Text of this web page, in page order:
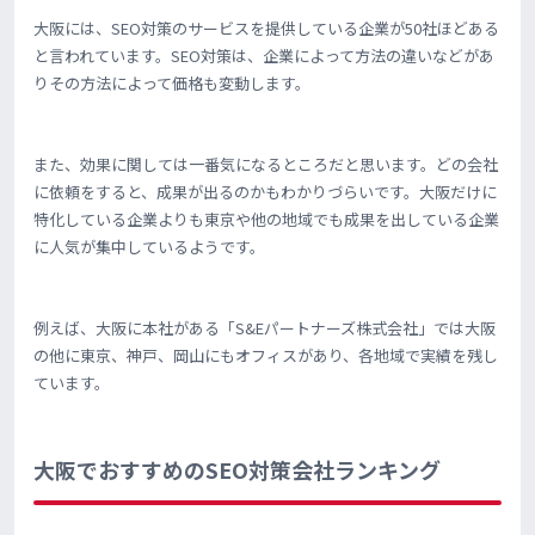
大阪には、SEO対策のサービスを提供している企業が50社ほどある
と言われています。SEO対策は、企業によって方法の違いなどがあ
りその方法によって価格も変動します。
また、効果に関しては一番気になるところだと思います。どの会社
に依頼をすると、成果が出るのかもわかりづらいです。大阪だけに
特化している企業よりも東京や他の地域でも成果を出している企業
に人気が集中しているようです。
例えば、大阪に本社がある「S&Eパートナーズ株式会社」では大阪
の他に東京、神戸、岡山にもオフィスがあり、各地域で実績を残し
ています。
大阪でおすすめのSEO対策会社ランキング